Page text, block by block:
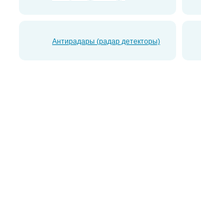
Антирадары (радар детекторы)